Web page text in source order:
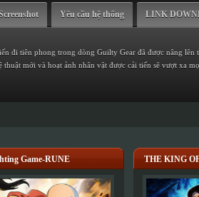
Yêu cầu hệ thống LINK
đi tiên phong trong dòng Guilty Gear đã được nâng
thuật mới và hoạt ảnh nhân vật được cải tiến sẽ vượt xa
Game-RUNE THE KING